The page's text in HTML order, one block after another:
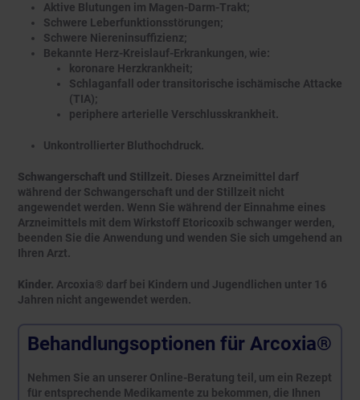
Aktive Blutungen im Magen-Darm-Trakt;
Schwere Leberfunktionsstörungen;
Schwere Niereninsuffizienz;
Bekannte Herz-Kreislauf-Erkrankungen, wie:
koronare Herzkrankheit;
Schlaganfall oder transitorische ischämische Attacke
(TIA);
periphere arterielle Verschlusskrankheit.
Unkontrollierter Bluthochdruck.
Schwangerschaft und Stillzeit. Dieses Arzneimittel darf
während der Schwangerschaft und der Stillzeit nicht
angewendet werden. Wenn Sie während der Einnahme eines
Arzneimittels mit dem Wirkstoff Etoricoxib schwanger werden,
beenden Sie die Anwendung und wenden Sie sich umgehend an
Ihren Arzt.
Kinder. Arcoxia® darf bei Kindern und Jugendlichen unter 16
Jahren nicht angewendet werden.
Behandlungsoptionen für Arcoxia®
Nehmen Sie an unserer Online-Beratung teil, um ein Rezept
für entsprechende Medikamente zu bekommen, die Ihnen